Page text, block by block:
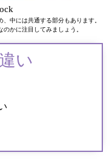
、中には共通する部分もあります。
かに注目してみましょう。
い